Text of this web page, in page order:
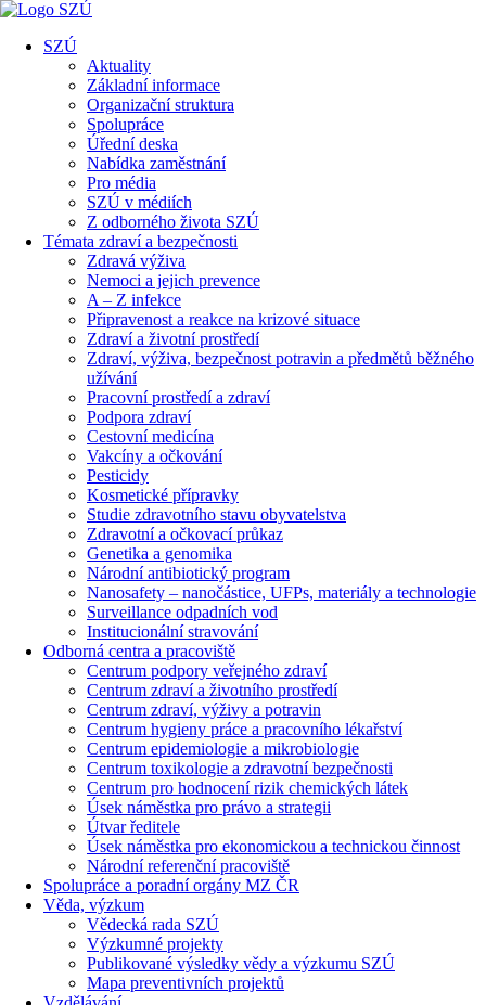
SZÚ
Aktuality
Základní informace
Organizační struktura
Spolupráce
Úřední deska
Nabídka zaměstnání
Pro média
SZÚ v médiích
Z odborného života SZÚ
Témata zdraví a bezpečnosti
Zdravá výživa
Nemoci a jejich prevence
A – Z infekce
Připravenost a reakce na krizové situace
Zdraví a životní prostředí
Zdraví, výživa, bezpečnost potravin a předmětů běžného
užívání
Pracovní prostředí a zdraví
Podpora zdraví
Cestovní medicína
Vakcíny a očkování
Pesticidy
Kosmetické přípravky
Studie zdravotního stavu obyvatelstva
Zdravotní a očkovací průkaz
Genetika a genomika
Národní antibiotický program
Nanosafety – nanočástice, UFPs, materiály a technologie
Surveillance odpadních vod
Institucionální stravování
Odborná centra a pracoviště
Centrum podpory veřejného zdraví
Centrum zdraví a životního prostředí
Centrum zdraví, výživy a potravin
Centrum hygieny práce a pracovního lékařství
Centrum epidemiologie a mikrobiologie
Centrum toxikologie a zdravotní bezpečnosti
Centrum pro hodnocení rizik chemických látek
Úsek náměstka pro právo a strategii
Útvar ředitele
Úsek náměstka pro ekonomickou a technickou činnost
Národní referenční pracoviště
Spolupráce a poradní orgány MZ ČR
Věda, výzkum
Vědecká rada SZÚ
Výzkumné projekty
Publikované výsledky vědy a výzkumu SZÚ
Mapa preventivních projektů